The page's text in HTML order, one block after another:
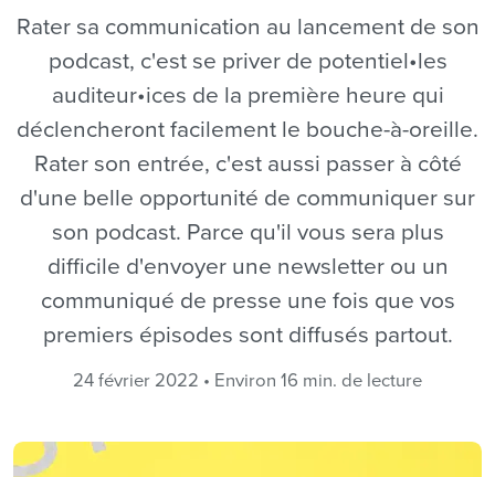
Rater sa communication au lancement de son
podcast, c'est se priver de potentiel•les
auditeur•ices de la première heure qui
déclencheront facilement le bouche-à-oreille.
Rater son entrée, c'est aussi passer à côté
d'une belle opportunité de communiquer sur
son podcast. Parce qu'il vous sera plus
difficile d'envoyer une newsletter ou un
communiqué de presse une fois que vos
premiers épisodes sont diffusés partout.
24 février 2022 • Environ 16 min. de lecture